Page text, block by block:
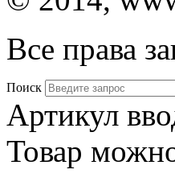
Все права
Поиск
Артикул
Товар